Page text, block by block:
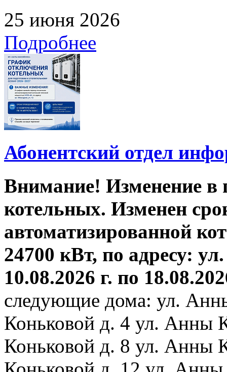
25 июня 2026
Подробнее
Абонентский отдел
Внимание! Изменение в
котельных. Изменен
автоматизированной
24700 кВт, по адресу:
10.08.2026 г. по
следующие дома: ул.
Коньковой д. 4 ул. Анны
Коньковой д. 8 ул. Анны